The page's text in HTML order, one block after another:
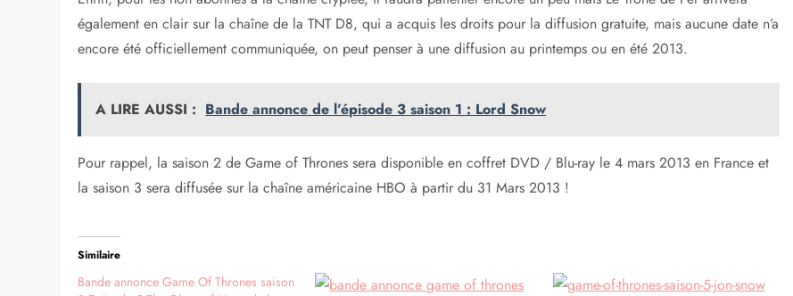
également en clair sur la chaîne de la TNT D8, qui a acquis les droits pour la diffusion gratuite, mais aucune date n’a
encore été officiellement communiquée, on peut penser à une diffusion au printemps ou en été 2013.
A LIRE AUSSI : Bande annonce de l’épisode 3 saison 1 : Lord Snow
Pour rappel, la saison 2 de Game of Thrones sera disponible en coffret DVD / Blu-ray le 4 mars 2013 en France et
la saison 3 sera diffusée sur la chaîne américaine HBO à partir du 31 Mars 2013 !
Similaire
Bande annonce Game Of Thrones saison